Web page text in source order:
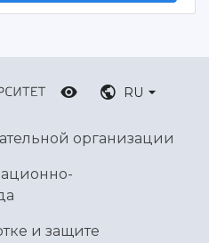
RU
организации
и защите